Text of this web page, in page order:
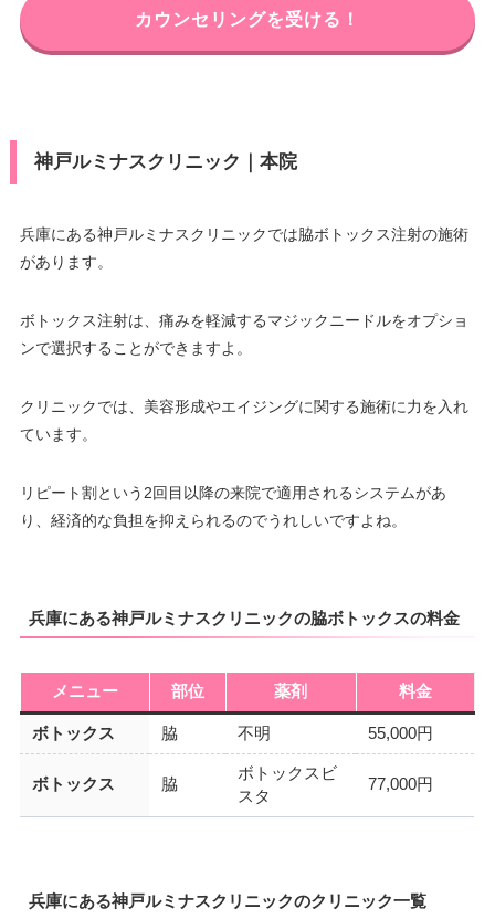
カウンセリングを受ける！
神戸ルミナスクリニック｜本院
兵庫にある神戸ルミナスクリニックでは脇ボトックス注射の施術
があります。
ボトックス注射は、痛みを軽減するマジックニードルをオプショ
ンで選択することができますよ。
クリニックでは、美容形成やエイジングに関する施術に力を入れ
ています。
リピート割という2回目以降の来院で適用されるシステムがあ
り、経済的な負担を抑えられるのでうれしいですよね。
兵庫にある神戸ルミナスクリニックの脇ボトックスの料金
メニュー 部位 薬剤 料金
ボトックス 脇 不明 55,000円
ボトックス 脇
ボトックスビ
スタ
77,000円
兵庫にある神戸ルミナスクリニックのクリニック一覧